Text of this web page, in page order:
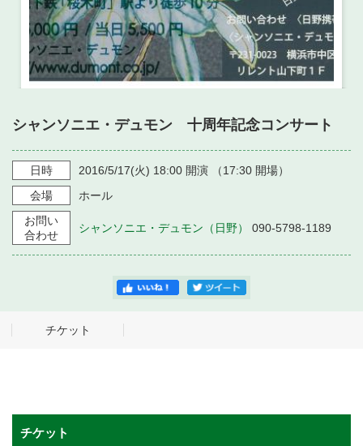
シャンソニエ・デュモン 十周年記念コンサート
日時 2016/5/17(火) 18:00 開演 （17:30 開場）
会場
ホール
お問い
合わせ
シャンソニエ・デュモン（日野） 090-5798-1189
チケット
チケット